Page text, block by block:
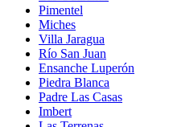
Pimentel
Miches
Villa Jaragua
Río San Juan
Ensanche Luperón
Piedra Blanca
Padre Las Casas
Imbert